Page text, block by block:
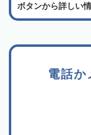
ボタンから詳しい
電話か